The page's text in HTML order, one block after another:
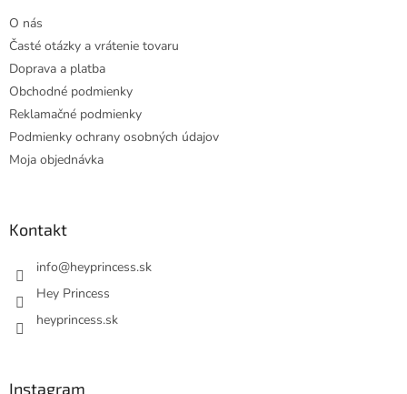
O nás
Časté otázky a vrátenie tovaru
Doprava a platba
Obchodné podmienky
Reklamačné podmienky
Podmienky ochrany osobných údajov
Moja objednávka
Kontakt
info@heyprincess.sk
Hey Princess
heyprincess.sk
Instagram